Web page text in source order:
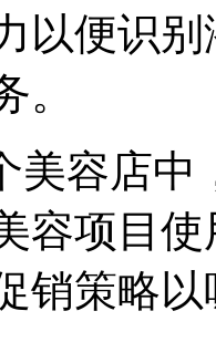
以便识
。
美容店中
容项目
销策略